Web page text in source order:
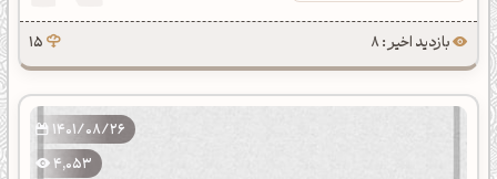
بازدید اخیر : 8 15
1401/08/26
4,053